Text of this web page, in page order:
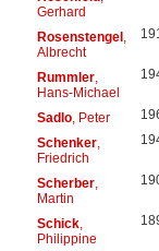
Gerhard
Rosenstengel,
Albrecht
Rummler,
Hans-Michael
Sadlo, Peter
Schenker,
Friedrich
Scherber,
Martin
Schick,
Philippine